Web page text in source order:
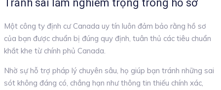
Tránh sai lầm nghiêm trọng trong hồ sơ
Một công ty định cư Canada uy tín luôn đảm bảo rằng hồ sơ
của bạn được chuẩn bị đúng quy định, tuân thủ các tiêu chuẩn
khắt khe từ chính phủ Canada.
Nhờ sự hỗ trợ pháp lý chuyên sâu, họ giúp bạn tránh những sai
sót không đáng có, chẳng hạn như thông tin thiếu chính xác,